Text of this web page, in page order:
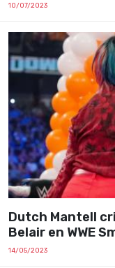
10/07/2023
Dutch Mantell
Belair en WWE
14/05/2023